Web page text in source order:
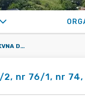
BUDOWA LINII KABLOWEJ NN 0,4 KVNA DZIAŁKACH NR 76/2, NR 76/1, NR 74, NR 268, NR 73, NR 48/1 POŁOŻONYCH W OBRĘBIE JANOWO, GMINA KIKÓŁ.
nr 76/1, nr